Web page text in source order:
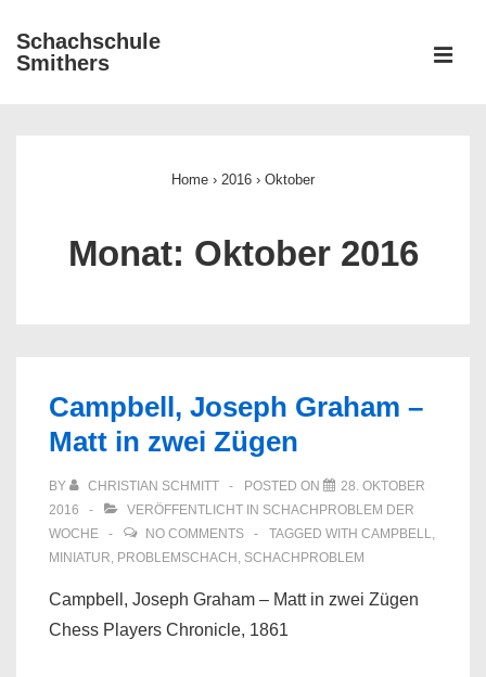
Zum
Inhalt
Schachschule
Smithers
Home › 2016 › Oktober
Monat: Oktober 2016
Campbell, Joseph Graham –
Matt in zwei Zügen
BY CHRISTIAN SCHMITT POSTED ON
28. OKTOBER
2016
VERÖFFENTLICHT IN SCHACHPROBLEM DER
WOCHE
NO COMMENTS TAGGED WITH CAMPBELL,
MINIATUR, PROBLEMSCHACH , SCHACHPROBLEM
Campbell, Joseph Graham – Matt in zwei Zügen
Chess Players Chronicle, 1861